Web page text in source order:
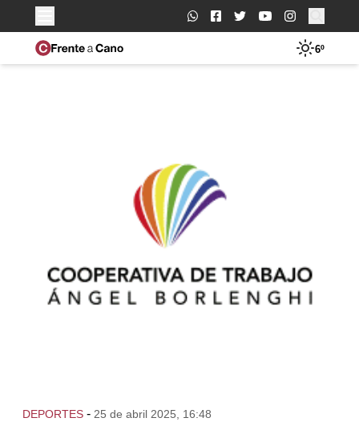
Buscar:
6º
DEPORTES - 25 de abril 2025, 16:48